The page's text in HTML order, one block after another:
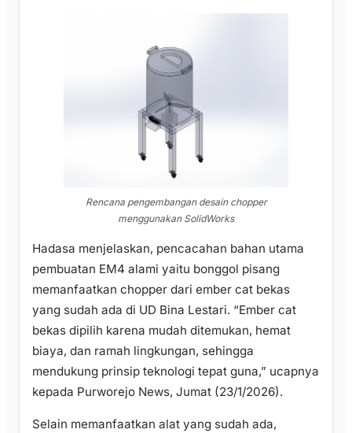
Rencana pengembangan desain chopper
menggunakan SolidWorks
Hadasa menjelaskan, pencacahan bahan utama
pembuatan EM4 alami yaitu bonggol pisang
memanfaatkan chopper dari ember cat bekas
yang sudah ada di UD Bina Lestari. “Ember cat
bekas dipilih karena mudah ditemukan, hemat
biaya, dan ramah lingkungan, sehingga
mendukung prinsip teknologi tepat guna,” ucapnya
kepada Purworejo News, Jumat (23/1/2026).
Selain memanfaatkan alat yang sudah ada,